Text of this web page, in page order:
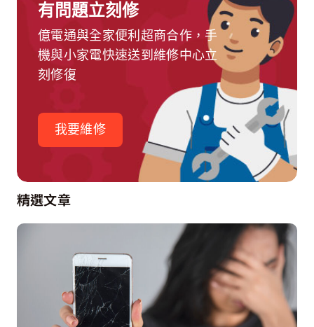
有問題立刻修
億電通與全家便利超商合作，手
機與小家電快速送到維修中心立
刻修復
我要維修
精選文章